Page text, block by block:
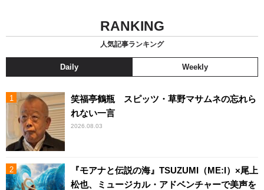
RANKING
人気記事ランキング
Daily Weekly
笑福亭鶴瓶 スピッツ・草野マサムネの忘れら
れない一言
2026.08.03
『モアナと伝説の海』TSUZUMI（ME:I）×尾上
松也、ミュージカル・アドベンチャーで美声を